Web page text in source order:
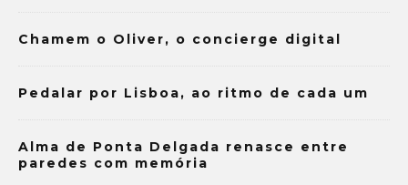
Chamem o Oliver, o concierge digital
Pedalar por Lisboa, ao ritmo de cada um
Alma de Ponta Delgada renasce entre
paredes com memória